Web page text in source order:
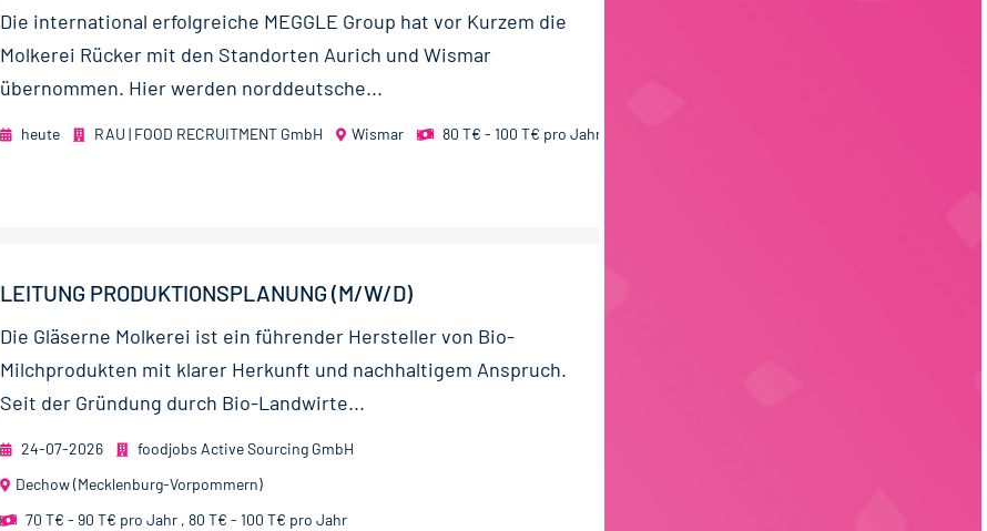
Die international erfolgreiche MEGGLE Group hat vor Kurzem die
Molkerei Rücker mit den Standorten Aurich und Wismar
übernommen. Hier werden norddeutsche...
heute RAU | FOOD RECRUITMENT GmbH Wismar 80 T€ - 100 T€ pro Jahr
LEITUNG PRODUKTIONSPLANUNG (M/W/D)
Die Gläserne Molkerei ist ein führender Hersteller von Bio-
Milchprodukten mit klarer Herkunft und nachhaltigem Anspruch.
Seit der Gründung durch Bio-Landwirte...
24-07-2026
foodjobs Active Sourcing GmbH
Dechow (Mecklenburg-Vorpommern)
70 T€ - 90 T€ pro Jahr , 80 T€ - 100 T€ pro Jahr